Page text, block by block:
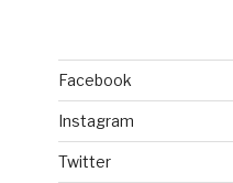
Facebook
Instagram
Twitter